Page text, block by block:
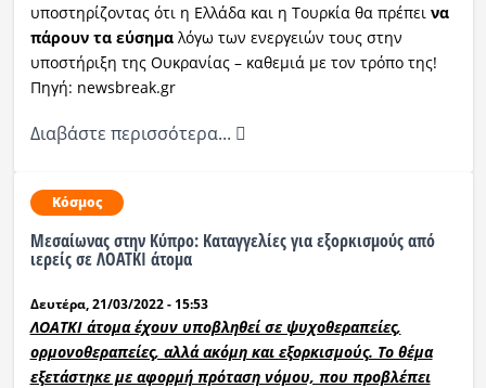
υποστηρίζοντας ότι η Ελλάδα και η Τουρκία θα πρέπει να
πάρουν τα εύσημαλόγω των ενεργειών τους στην
υποστήριξη της Ουκρανίας – καθεμιά με τον τρόπο της!
Πηγή: newsbreak.gr
Διαβάστε περισσότερα...
Κόσμος
Μεσαίωνας στην Κύπρο: Καταγγελίες για εξορκισμούς από
ιερείς σε ΛΟΑΤΚΙ άτομα
Δευτέρα, 21/03/2022 - 15:53
ΛΟΑΤΚΙ άτομα έχουν υποβληθεί σε ψυχοθεραπείες,
ορμονοθεραπείες, αλλά ακόμη και εξορκισμούς. Το θέμα
εξετάστηκε με αφορμή πρόταση νόμου, που προβλέπει